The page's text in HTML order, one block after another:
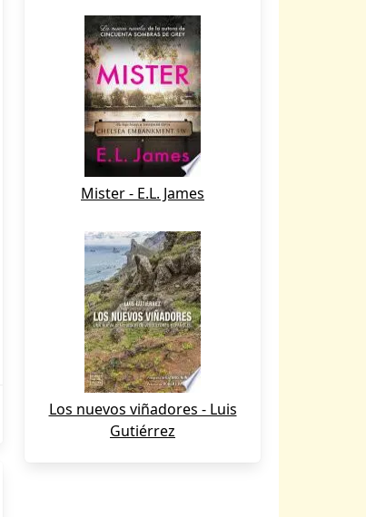
Mister - E.L. James
Los nuevos viñadores - Luis
Gutiérrez